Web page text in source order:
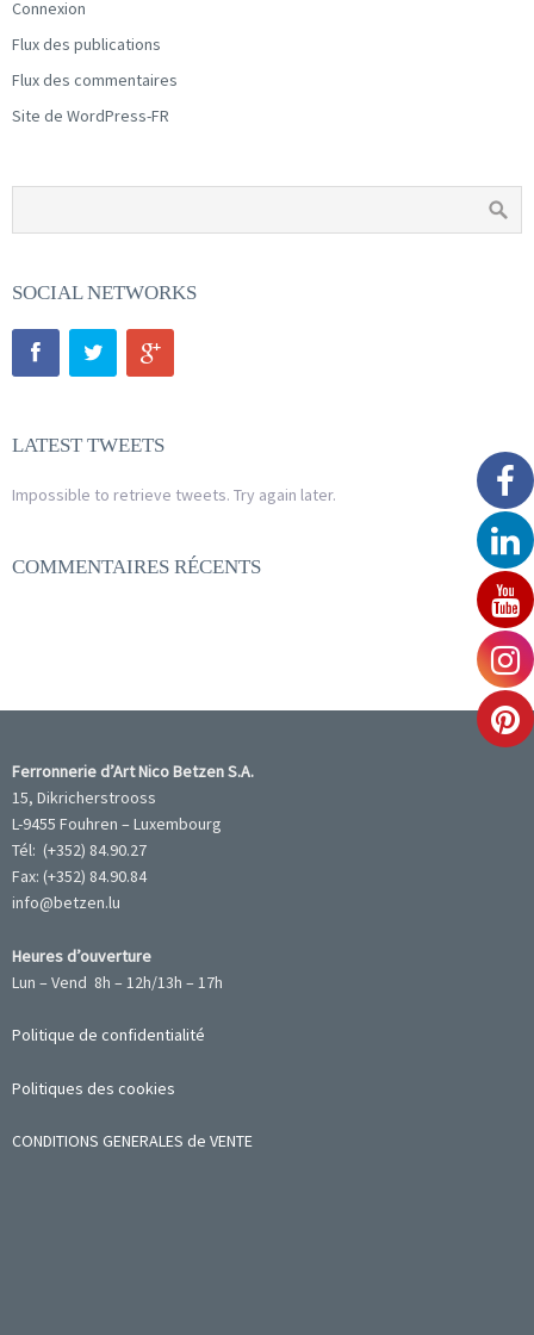
Connexion
Flux des publications
Flux des commentaires
Site de WordPress-FR
SOCIAL NETWORKS
LATEST TWEETS
Impossible to retrieve tweets. Try again later.
COMMENTAIRES RÉCENTS
Ferronnerie d’Art Nico Betzen S.A.
15, Dikricherstrooss
L-9455 Fouhren – Luxembourg
Tél: (+352) 84.90.27
Fax: (+352) 84.90.84
info@betzen.lu
Heures d’ouverture
Lun – Vend 8h – 12h/13h – 17h
Politique de confidentialité
Politiques des cookies
CONDITIONS GENERALES de VENTE